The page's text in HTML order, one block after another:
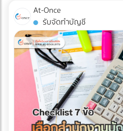
ว่าข้อมูลทุกเส้นทางเงินถูกส่งเข้าระ
ยกระดับบทบาทสู่ "Virtual CFO" (ที่ป
บทบาทของนักบัญชีในปี 2026 ไม่ได้
จะนำ Data มาวิเคราะห์เพื่อวางแผน
ช่องทางใช้สิทธิประโยชน์ทางภาษีอย่า
ทบจากภาษีคาร์บอน (Carbon
ให้พร้อมสำหรับการสเกลธุรกิจ บทสรุป: AI ไม่ได้ถูกสร้างมาเพื่อ
จับผิดคนทำถูก แต่สร้างมาเพื่อหา
ดังนั้น ตราบใดที่งบการเงินและเอ
สอดคล้องกับความเป็นจริง AI ของ
กลัวแต่อย่างใด ไม่แพ้คู่แข่ง ไม่พลาด
At-Once
รับจัดทำบัญชี